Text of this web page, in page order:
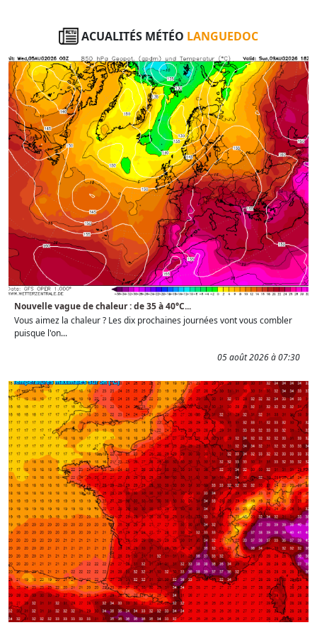
ACUALITÉS MÉTÉO LANGUEDOC
Nouvelle vague de chaleur : de 35 à 40°C...
Vous aimez la chaleur ? Les dix prochaines journées vont vous combler
puisque l'on...
05 août 2026 à 07:30